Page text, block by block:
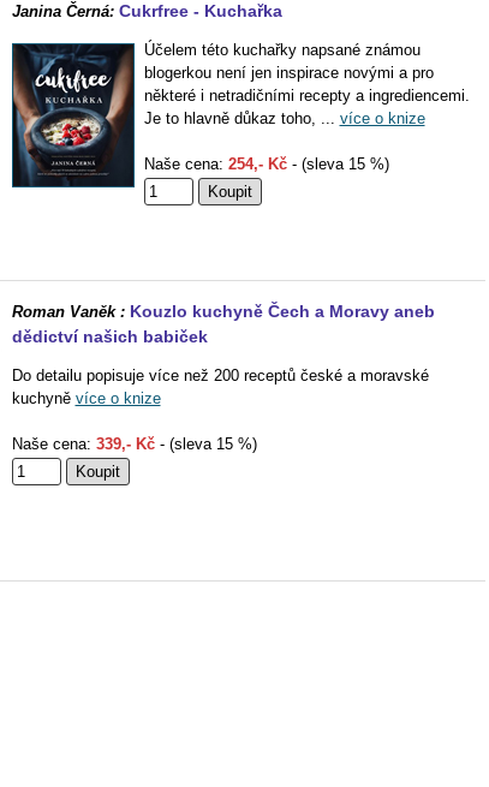
Janina Černá: Cukrfree - Kuchařka
Účelem této kuchařky napsané známou
blogerkou není jen inspirace novými a pro
některé i netradičními recepty a ingrediencemi.
Je to hlavně důkaz toho, ... více o knize
Naše cena: 254,- Kč- (sleva 15 %)
Roman Vaněk : Kouzlo kuchyně Čech a Moravy aneb
dědictví našich babiček
Do detailu popisuje více než 200 receptů české a moravské
kuchyně více o knize
Naše cena: 339,- Kč- (sleva 15 %)